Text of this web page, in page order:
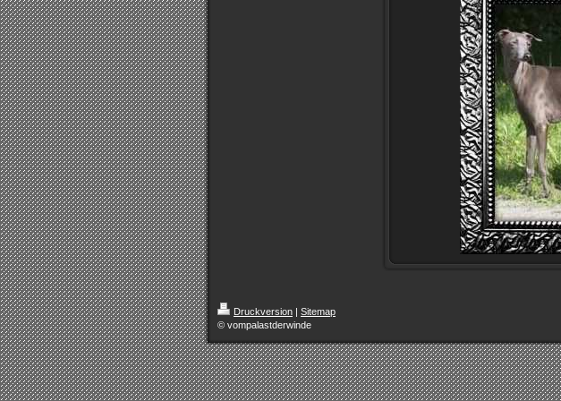
Druckversion | Sitemap
© vompalastderwinde